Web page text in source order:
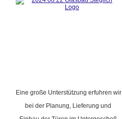
Eine große Unterstützung erfuhren wir
bei der Planung, Lieferung und